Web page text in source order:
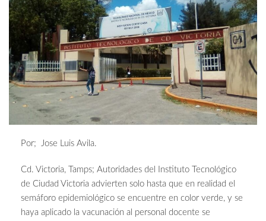
Por; Jose Luis Avila.
Cd. Victoria, Tamps; Autoridades del Instituto Tecnológico
de Ciudad Victoria advierten solo hasta que en realidad el
semáforo epidemiológico se encuentre en color verde, y se
haya aplicado la vacunación al personal docente se